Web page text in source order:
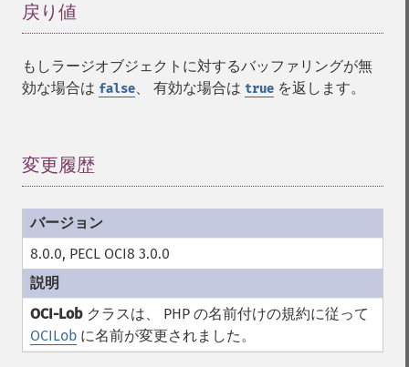
戻り値
もしラージオブジェクトに対するバッファリングが無
効な場合は false、 有効な場合は true を返します。
変更履歴
8.0.0, PECL OCI8 3.0.0
OCI-Lob クラスは、 PHP の名前付けの規約に従って
OCILob に名前が変更されました。